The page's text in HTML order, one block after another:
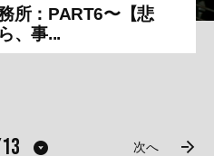
所：PART6〜【悲
、事...
次へ